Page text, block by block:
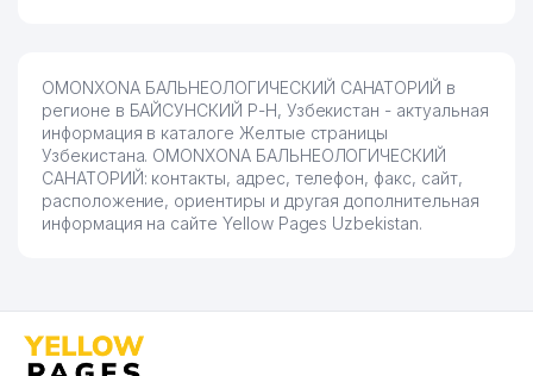
OMONXONA БАЛЬНЕОЛОГИЧЕСКИЙ САНАТОРИЙ в
регионе в БАЙСУНСКИЙ Р-Н, Узбекистан - актуальная
информация в каталоге Желтые страницы
Узбекистана. OMONXONA БАЛЬНЕОЛОГИЧЕСКИЙ
САНАТОРИЙ: контакты, адрес, телефон, факс, сайт,
расположение, ориентиры и другая дополнительная
информация на сайте Yellow Pages Uzbekistan.